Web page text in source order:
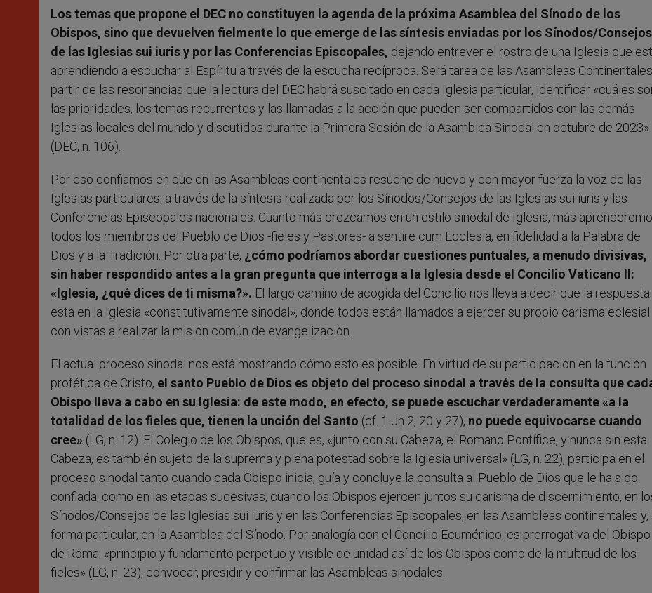
Los temas que propone el DEC no constituyen la agenda de la próxima Asamblea del Sínodo de los
Obispos, sino que devuelven fielmente lo que emerge de las síntesis enviadas por los Sínodos/Consejos
de las Iglesiassui iuris y por las Conferencias Episcopales, dejando entrever el rostro de una Iglesia que
aprendiendo a escuchar al Espíritu a través de la escucha recíproca. Será tarea de las Asambleas
partir de las resonancias que la lectura del DEC habrá suscitado en cada Iglesia particular, identificar «cuáles
las prioridades, los temas recurrentes y las llamadas a la acción que pueden ser compartidos con las demás
Iglesias locales del mundo y discutidos durante la Primera Sesión de la Asamblea Sinodal en octubre de 2023»
(DEC, n. 106).
Por eso confiamos en que en las Asambleas continentales resuene de nuevo y con mayor fuerza la voz de las
Iglesias particulares, a través de la síntesis realizada por los Sínodos/Consejos de las Iglesias sui iuris y las
Conferencias Episcopales nacionales. Cuanto más crezcamos en un estilo sinodal de Iglesia, más
todos los miembros del Pueblo de Dios -fieles y Pastores- a sentire cum Ecclesia, en fidelidad a la Palabra de
Dios y a la Tradición. Por otra parte, ¿cómo podríamos abordar cuestiones puntuales, a menudo divisivas,
sin haber respondido antes a la gran pregunta que interroga a la Iglesia desde el Concilio Vaticano II:
«Iglesia, ¿qué dices de ti misma?». El largo camino de acogida del Concilio nos lleva a decir que la respuesta
está en la Iglesia «constitutivamente sinodal», donde todos están llamados a ejercer su propio carisma eclesial
con vistas a realizar la misión común de evangelización.
El actual proceso sinodal nos está mostrando cómo esto es posible. En virtud de su participación en la función
profética de Cristo, el santo Pueblo de Dios es objeto del proceso sinodal a través de la consulta que
Obispo lleva a cabo en su Iglesia: de este modo, en efecto, se puede escuchar verdaderamente «a la
totalidad de los fieles que, tienen la unción del Santo (cf. 1 Jn 2, 20 y 27), no puede equivocarse cuando
cree» (LG, n. 12). El Colegio de los Obispos, que es, «junto con su Cabeza, el Romano Pontífice, y nunca sin esta
Cabeza, es también sujeto de la suprema y plena potestad sobre la Iglesia universal» (LG, n. 22), participa en el
proceso sinodal tanto cuando cada Obispo inicia, guía y concluye la consulta al Pueblo de Dios que le ha sido
confiada, como en las etapas sucesivas, cuando los Obispos ejercen juntos su carisma de discernimiento, en
Sínodos/Consejos de las Iglesias sui iuris y en las Conferencias Episcopales, en las Asambleas continentales y,
forma particular, en la Asamblea del Sínodo. Por analogía con el Concilio Ecuménico, es prerrogativa del Obispo
de Roma, «principio y fundamento perpetuo y visible de unidad así de los Obispos como de la multitud de los
fieles» (LG, n. 23), convocar, presidir y confirmar las Asambleas sinodales.